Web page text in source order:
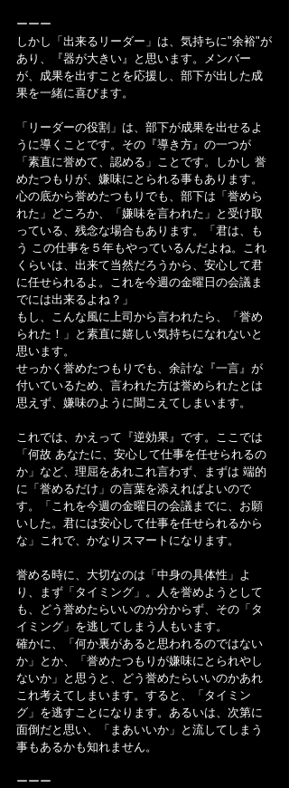
ーーー
しかし「出来るリーダー」は、気持ちに"余裕"が
あり、『器が大きい』と思います。メンバー
が、成果を出すことを応援し、部下が出した成
果を一緒に喜びます。
「リーダーの役割」は、部下が成果を出せるよ
うに導くことです。その『導き方』の一つが
「素直に誉めて、認める」ことです。しかし 誉
めたつもりが、嫌味にとられる事もあります。
心の底から誉めたつもりでも、部下は「誉めら
れた」どころか、「嫌味を言われた」と受け取
っている、残念な場合もあります。「君は、も
う この仕事を５年もやっているんだよね。これ
くらいは、出来て当然だろうから、安心して君
に任せられるよ。これを今週の金曜日の会議ま
でには出来るよね？」
もし、こんな風に上司から言われたら、「誉め
られた！」と素直に嬉しい気持ちになれないと
思います。
せっかく誉めたつもりでも、余計な『一言』が
付いているため、言われた方は誉められたとは
思えず、嫌味のように聞こえてしまいます。
これでは、かえって『逆効果』です。ここでは
「何故 あなたに、安心して仕事を任せられるの
か」など、理屈をあれこれ言わず、まずは 端的
に「誉めるだけ」の言葉を添えればよいので
す。「これを今週の金曜日の会議までに、お願
いした。君には安心して仕事を任せられるから
な」これで、かなりスマートになります。
誉める時に、大切なのは「中身の具体性」よ
り、まず「タイミング」。人を誉めようとして
も、どう誉めたらいいのか分からず、その「タ
イミング」を逃してしまう人もいます。
確かに、「何か裏があると思われるのではない
か」とか、「誉めたつもりが嫌味にとられやし
ないか」と思うと、どう誉めたらいいのかあれ
これ考えてしまいます。すると、「タイミン
グ」を逃すことになります。あるいは、次第に
面倒だと思い、「まあいいか」と流してしまう
事もあるかも知れません。
ーーー